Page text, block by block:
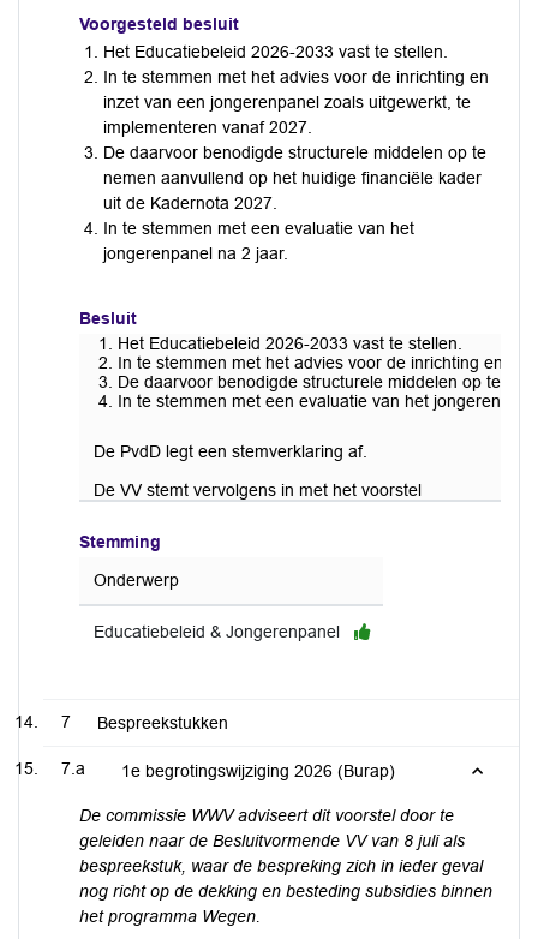
Voorgesteld besluit
Het Educatiebeleid 2026-2033 vast te stellen.
In te stemmen met het advies voor de inrichting en
inzet van een jongerenpanel zoals uitgewerkt, te
implementeren vanaf 2027.
De daarvoor benodigde structurele middelen op te
nemen aanvullend op het huidige financiële kader
uit de Kadernota 2027.
In te stemmen met een evaluatie van het
jongerenpanel na 2 jaar.
Besluit
Het Educatiebeleid 2026-2033 vast te stellen.
In te stemmen met het advies voor de inrichting en
De daarvoor benodigde structurele middelen op te
In te stemmen met een evaluatie van het
De PvdD legt een stemverklaring af.
De VV stemt vervolgens in met het voorstel
Stemming
Onderwerp
Educatiebeleid & Jongerenpanel
7 Bespreekstukken
7.a 1e begrotingswijziging 2026 (Burap)
De commissie WWV adviseert dit voorstel door te
geleiden naar de Besluitvormende VV van 8 juli als
bespreekstuk, waar de bespreking zich in ieder geval
nog richt op de dekking en besteding subsidies binnen
het programma Wegen.